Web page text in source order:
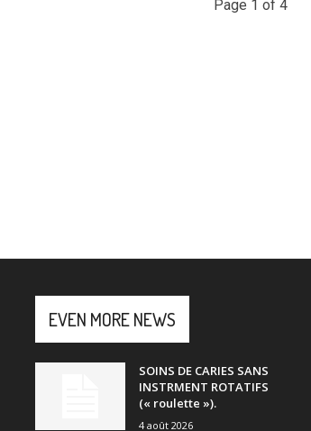
Page 1 of 4
EVEN MORE NEWS
SOINS DE CARIES SANS
INSTRMENT ROTATIFS
(« roulette »).
4 août 2026